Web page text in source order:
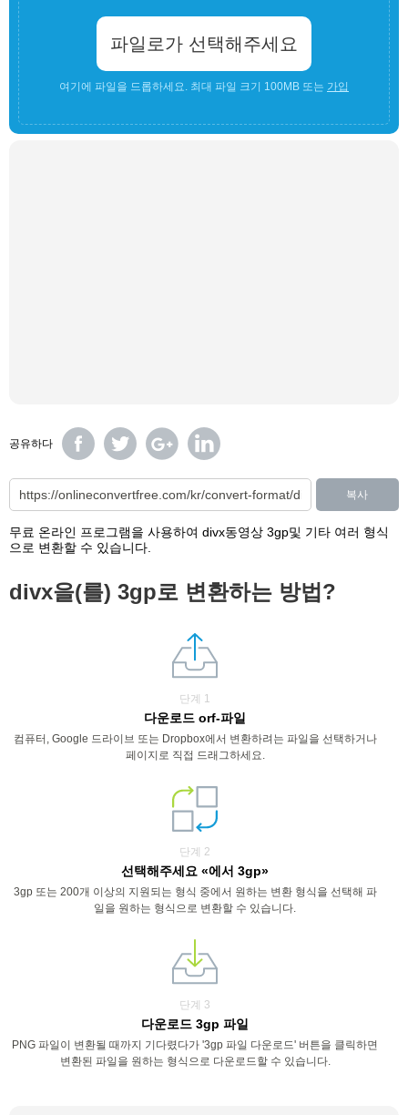
파일로가 선택해주세요
여기에 파일을 드롭하세요. 최대 파일 크기 100MB 또는 가입
공유하다
복사
무료 온라인 프로그램을 사용하여 divx동영상 3gp및 기타 여러 형식
으로 변환할 수 있습니다.
divx을(를) 3gp로 변환하는 방법?
단계 1
다운로드 orf-파일
컴퓨터, Google 드라이브 또는 Dropbox에서 변환하려는 파일을 선택하거나
페이지로 직접 드래그하세요.
단계 2
선택해주세요 «에서 3gp»
3gp 또는 200개 이상의 지원되는 형식 중에서 원하는 변환 형식을 선택해 파
일을 원하는 형식으로 변환할 수 있습니다.
단계 3
다운로드 3gp 파일
PNG 파일이 변환될 때까지 기다렸다가 '3gp 파일 다운로드' 버튼을 클릭하면
변환된 파일을 원하는 형식으로 다운로드할 수 있습니다.